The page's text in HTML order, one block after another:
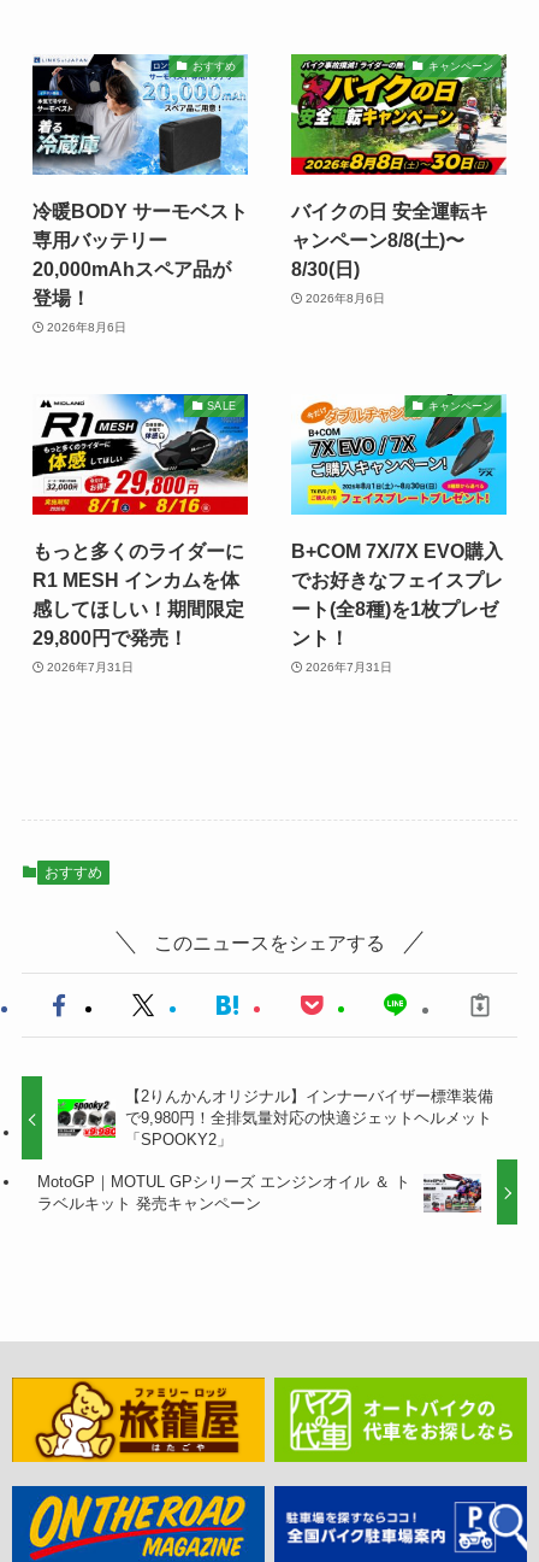
おすすめ
冷暖BODY サーモベスト
専用バッテリー
20,000mAhスペア品が
登場！
2026年8月6日
キャンペーン
バイクの日 安全運転キ
ャンペーン8/8(土)〜
8/30(日)
2026年8月6日
SALE
もっと多くのライダーに
R1 MESH インカムを体
感してほしい！期間限定
29,800円で発売！
2026年7月31日
キャンペーン
B+COM 7X/7X EVO購入
でお好きなフェイスプレ
ート(全8種)を1枚プレゼ
ント！
2026年7月31日
おすすめ
このニュースをシェアする
【2りんかんオリジナル】インナーバイザー標準装備
で9,980円！全排気量対応の快適ジェットヘルメット
「SPOOKY2」
MotoGP｜MOTUL GPシリーズ エンジンオイル ＆ ト
ラベルキット 発売キャンペーン